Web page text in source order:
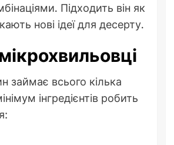
Підходить він як
нові ідеї для десерту.
займає всього кілька
інгредієнтів робить